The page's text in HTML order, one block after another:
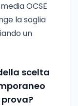
OCSE
la soglia
un
scelta